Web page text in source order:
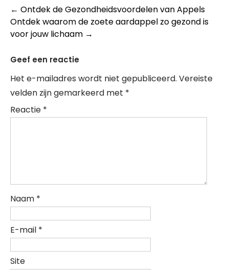
Post
navigation
← Ontdek de Gezondheidsvoordelen van Appels
Ontdek waarom de zoete aardappel zo gezond is
voor jouw lichaam →
Geef een reactie
Het e-mailadres wordt niet gepubliceerd. Vereiste
velden zijn gemarkeerd met *
Reactie *
Naam *
E-mail *
Site